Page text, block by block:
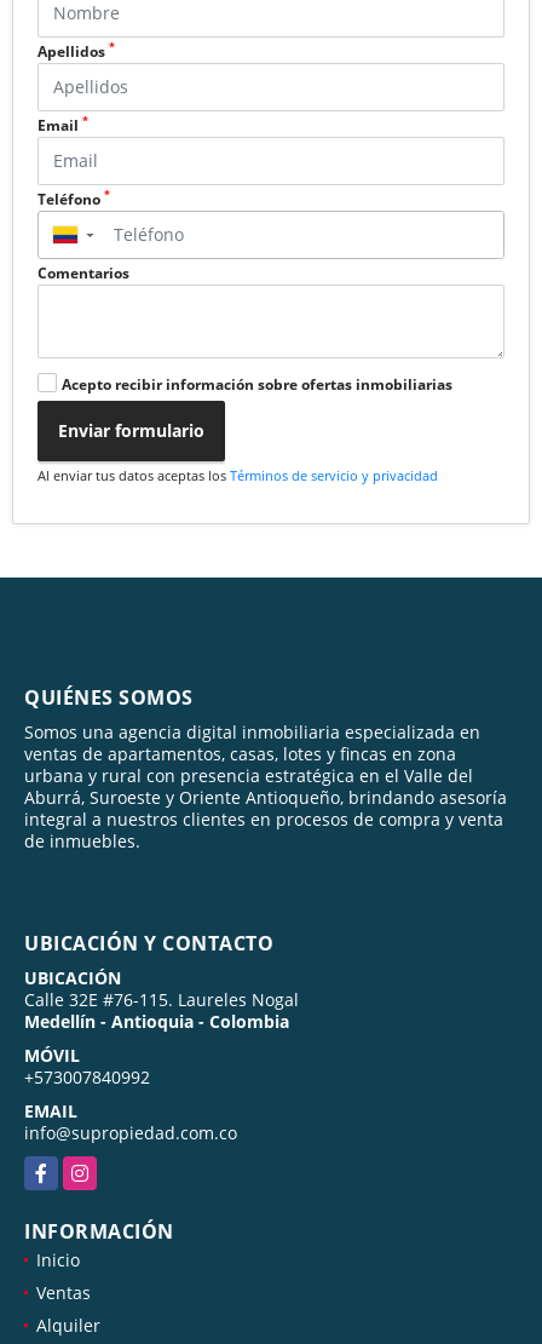
Apellidos *
Email *
Teléfono *
▼
Comentarios
Acepto recibir información sobre ofertas inmobiliarias
Enviar formulario
Al enviar tus datos aceptas los Términos de servicio y privacidad
QUIÉNES SOMOS
Somos una agencia digital inmobiliaria especializada en
ventas de apartamentos, casas, lotes y fincas en zona
urbana y rural con presencia estratégica en el Valle del
Aburrá, Suroeste y Oriente Antioqueño, brindando asesoría
integral a nuestros clientes en procesos de compra y venta
de inmuebles.
UBICACIÓN Y CONTACTO
UBICACIÓN
Calle 32E #76-115. Laureles Nogal
Medellín - Antioquia - Colombia
MÓVIL
+573007840992
EMAIL
info@supropiedad.com.co
FacebookInstagram
INFORMACIÓN
Inicio
Ventas
Alquiler